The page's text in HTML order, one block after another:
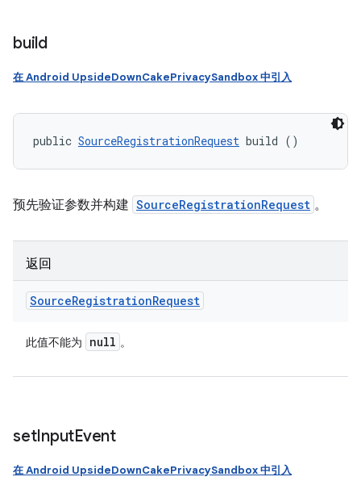
build
在 Android UpsideDownCakePrivacySandbox 中引入
public SourceRegistrationRequest build ()
预先验证参数并构建 SourceRegistrationRequest 。
返回
SourceRegistrationRequest
此值不能为 null 。
setInputEvent
在 Android UpsideDownCakePrivacySandbox 中引入